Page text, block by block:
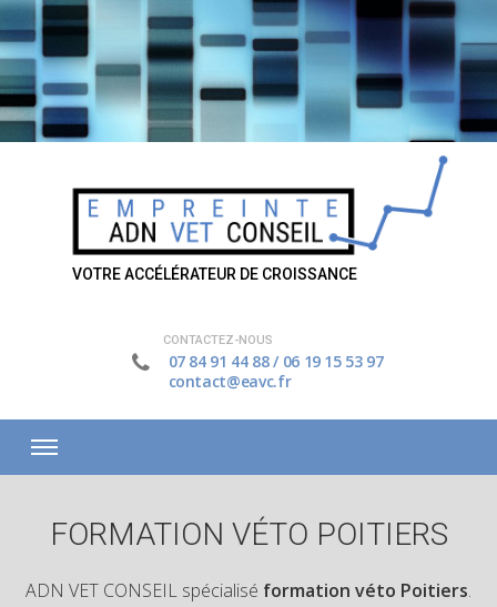
VOTRE ACCÉLÉRATEUR DE CROISSANCE
CONTACTEZ-NOUS
07 84 91 44 88/ 06 19 15 53 97
contact@eavc.fr
FORMATION VÉTO POITIERS
ADN VET CONSEIL spécialisé formation véto Poitiers.